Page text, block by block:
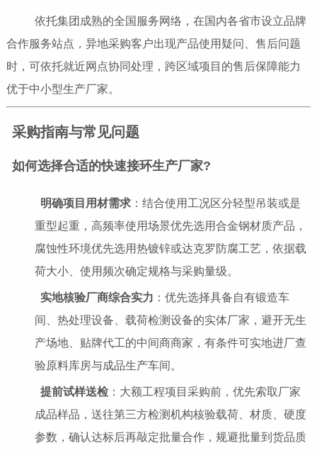
依托集团成熟的全国服务网络，在国内各省市设立品牌
合作服务站点，异地采购客户出现产品使用疑问、售后问题
时，可依托就近网点协同处理，跨区域项目的售后保障能力
优于中小型生产厂家。
采购指南与常见问题
如何选择合适的快速接环生产厂家?
明确项目用材需求：结合使用工况区分轻型吊装或是
重型起重，高频率使用场景优先选用合金钢材质产品，
腐蚀性环境优先选用热镀锌或达克罗防腐工艺，依据载
荷大小、使用频次确定规格与采购量级。
实地核验厂商综合实力 ：优先选择具备自有锻造车
间、热处理设备、载荷检测设备的实体厂家，避开无生
产场地、贴牌代工的中间商商家，有条件可实地进厂查
验原料库房与成品生产车间。
提前试样送检：大额工程项目采购前，优先索取厂家
成品样品，送往第三方检测机构核验载荷、材质、硬度
参数，确认达标后再敲定批量合作，规避批量到货品质